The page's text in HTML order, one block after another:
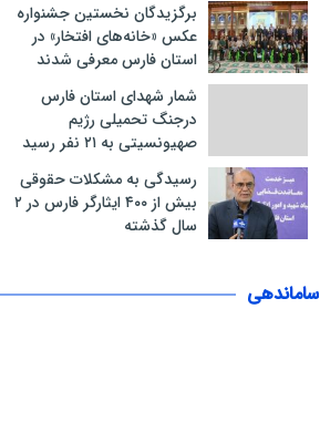
برگزیدگان نخستین جشنواره
عکس «خانه‌های افتخار» در
استان فارس معرفی شدند
شمار شهدای استان فارس
درجنگ تحمیلی رژیم
صهیونسیتی به ۲۱ نفر رسید
رسیدگی به مشکلات حقوقی
بیش از ۴۰۰ ایثارگر فارس در ۲
سال گذشته
ساماندهی